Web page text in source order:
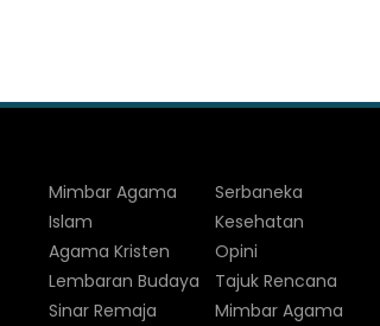
Mimbar Agama
Islam
Agama Kristen
Lembaran Budaya
Sinar Remaja
Serbaneka
Kesehatan
Opini
Tajuk Rencana
Mimbar Agama